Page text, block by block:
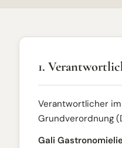
1.
Verantwortlicher
Grundverordnung
Gali